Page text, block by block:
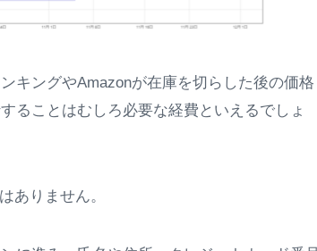
キングやAmazonが在庫を切らした後の価格
ることはむしろ必要な経費といえるでしょ
ありません。